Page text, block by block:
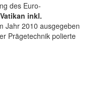
des Euro-
inkl.
Jahr 2010 ausgegeben
Prägetechnik polierte